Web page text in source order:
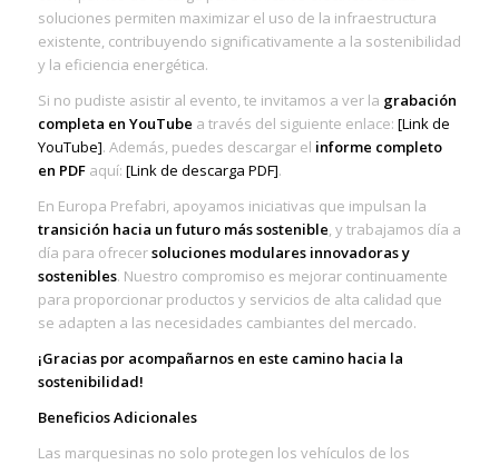
soluciones permiten maximizar el uso de la infraestructura
existente, contribuyendo significativamente a la sostenibilidad
y la eficiencia energética.
Si no pudiste asistir al evento, te invitamos a ver la grabación
completa en YouTube a través del siguiente enlace: [Link de
YouTube]. Además, puedes descargar el informe completo
en PDFaquí: [Link de descarga PDF].
En Europa Prefabri, apoyamos iniciativas que impulsan la
transición hacia un futuro más sostenible, y trabajamos día a
día para ofrecersoluciones modulares innovadoras y
sostenibles. Nuestro compromiso es mejorar continuamente
para proporcionar productos y servicios de alta calidad que
se adapten a las necesidades cambiantes del mercado.
¡Gracias por acompañarnos en este camino hacia la
sostenibilidad!
Beneficios Adicionales
Las marquesinas no solo protegen los vehículos de los